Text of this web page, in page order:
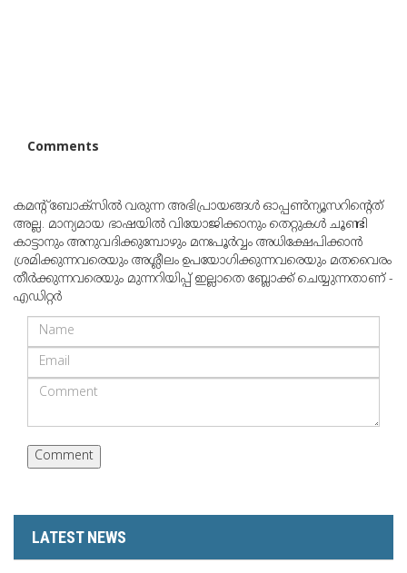
Comments
കമന്റ് ബോക്‌സില്‍ വരുന്ന അഭിപ്രായങ്ങള്‍ ഓപ്പൺന്യൂസറിന്റെത്
അല്ല. മാന്യമായ ഭാഷയില്‍ വിയോജിക്കാനും തെറ്റുകള്‍ ചൂണ്ടി
കാട്ടാനും അനുവദിക്കുമ്പോഴും മനഃപൂര്‍വ്വം അധിക്ഷേപിക്കാന്‍
ശ്രമിക്കുന്നവരെയും അശ്ലീലം ഉപയോഗിക്കുന്നവരെയും മതവൈരം
തീര്‍ക്കുന്നവരെയും മുന്നറിയിപ്പ് ഇല്ലാതെ ബ്ലോക്ക് ചെയ്യുന്നതാണ് -
എഡിറ്റര്‍
LATEST NEWS